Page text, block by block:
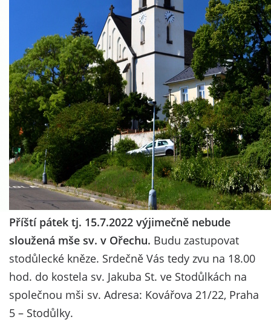
Příští pátek tj. 15.7.2022 výjimečně nebude
sloužená mše sv. v Ořechu. Budu zastupovat
stodůlecké kněze. Srdečně Vás tedy zvu na 18.00
hod. do kostela sv. Jakuba St. ve Stodůlkách na
společnou mši sv. Adresa: Kovářova 21/22, Praha
5 – Stodůlky.